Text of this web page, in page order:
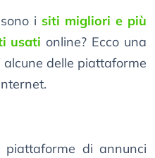
i siti migliori e più
usati online? Ecco una
delle piattaforme
di annunci